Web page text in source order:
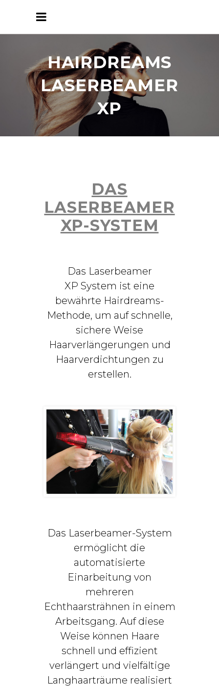
HAIRDREAMS
LASERBEAMER
XP
DAS
LASERBEAMER
XP-SYSTEM
Das Laserbeamer
XP System ist eine
bewährte Hairdreams-
Methode, um auf schnelle,
sichere Weise
Haarverlängerungen und
Haarverdichtungen zu
erstellen.
Das Laserbeamer-System
ermöglicht die
automatisierte
Einarbeitung von
mehreren
Echthaarsträhnen in einem
Arbeitsgang. Auf diese
Weise können Haare
schnell und effizient
verlängert und vielfältige
Langhaarträume realisiert